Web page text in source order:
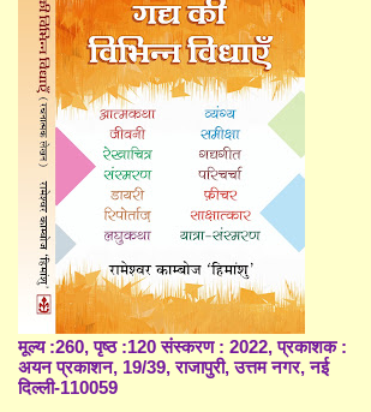
मूल्य :260, पृष्ठ :120 संस्करण : 2022, प्रकाशक :
अयन प्रकाशन, 19/39, राजापुरी, उत्तम नगर, नई
दिल्ली-110059